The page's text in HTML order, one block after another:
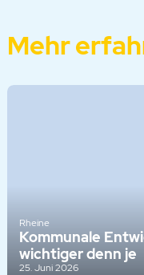
Mehr
Rheine
Kommunale
wichtiger denn je
25. Juni 2026